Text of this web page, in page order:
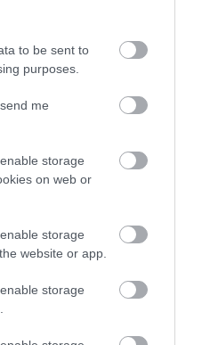
to be sent to
purposes.
me
storage
on web or
storage
website or app.
storage